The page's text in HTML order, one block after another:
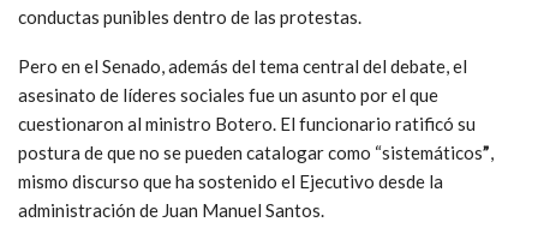
conductas punibles dentro de las protestas.
Pero en el Senado, además del tema central del debate, el
asesinato de líderes sociales fue un asunto por el que
cuestionaron al ministro Botero. El funcionario ratificó su
postura de que no se pueden catalogar como “sistemáticos”
mismo discurso que ha sostenido el Ejecutivo desde la
administración de Juan Manuel Santos.